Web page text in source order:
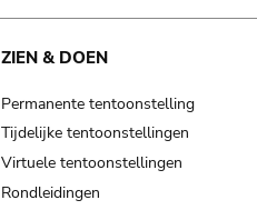
ZIEN & DOEN
Permanente tentoonstelling
Tijdelijke tentoonstellingen
Virtuele tentoonstellingen
Rondleidingen